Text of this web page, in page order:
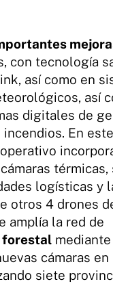
con tecnología
así como en
así
digitales de
En
térmicas,
logísticas y
otros 4 drones
amplía la red de
forestal
cámaras
siete